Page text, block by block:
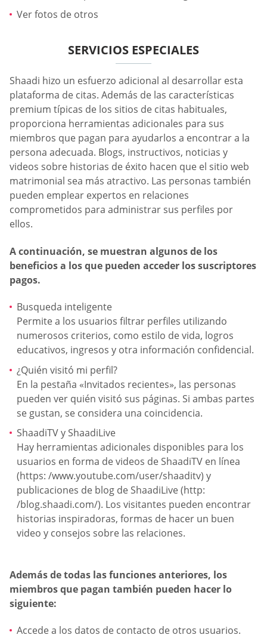
Ver fotos de otros
SERVICIOS ESPECIALES
Shaadi hizo un esfuerzo adicional al desarrollar esta
plataforma de citas. Además de las características
premium típicas de los sitios de citas habituales,
proporciona herramientas adicionales para sus
miembros que pagan para ayudarlos a encontrar a la
persona adecuada. Blogs, instructivos, noticias y
videos sobre historias de éxito hacen que el sitio web
matrimonial sea más atractivo. Las personas también
pueden emplear expertos en relaciones
comprometidos para administrar sus perfiles por
ellos.
A continuación, se muestran algunos de los
beneficios a los que pueden acceder los suscriptores
pagos.
Busqueda inteligente
Permite a los usuarios filtrar perfiles utilizando
numerosos criterios, como estilo de vida, logros
educativos, ingresos y otra información confidencial.
¿Quién visitó mi perfil?
En la pestaña «Invitados recientes», las personas
pueden ver quién visitó sus páginas. Si ambas partes
se gustan, se considera una coincidencia.
ShaadiTV y ShaadiLive
Hay herramientas adicionales disponibles para los
usuarios en forma de videos de ShaadiTV en línea
(https: /www.youtube.com/user/shaaditv) y
publicaciones de blog de ShaadiLive (http:
/blog.shaadi.com/). Los visitantes pueden encontrar
historias inspiradoras, formas de hacer un buen
video y consejos sobre las relaciones.
Además de todas las funciones anteriores, los
miembros que pagan también pueden hacer lo
siguiente:
Accede a los datos de contacto de otros usuarios.